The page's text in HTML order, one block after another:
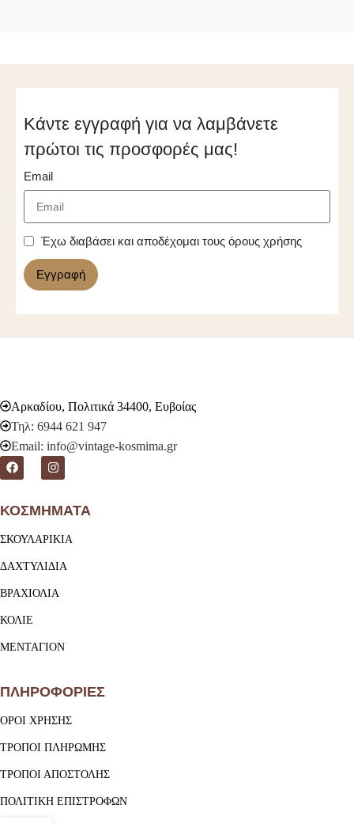
Κάντε εγγραφή για να λαμβάνετε
πρώτοι τις προσφορές μας!
Email
Έχω διαβάσει και αποδέχομαι τους όρους χρήσης
Εγγραφή
Αρκαδίου, Πολιτικά 34400, Ευβοίας
Τηλ: 6944 621 947
Email: info@vintage-kosmima.gr
ΚΟΣΜΗΜΑΤΑ
ΣΚΟΥΛΑΡΙΚΙΑ
ΔΑΧΤΥΛΙΔΙΑ
ΒΡΑΧΙΟΛΙΑ
ΚΟΛΙΕ
ΜΕΝΤΑΓΙΟΝ
ΠΛΗΡΟΦΟΡΙΕΣ
ΟΡΟΙ ΧΡΗΣΗΣ
ΤΡΟΠΟΙ ΠΛΗΡΩΜΗΣ
ΤΡΟΠΟΙ ΑΠΟΣΤΟΛΗΣ
ΠΟΛΙΤΙΚΗ ΕΠΙΣΤΡΟΦΩΝ